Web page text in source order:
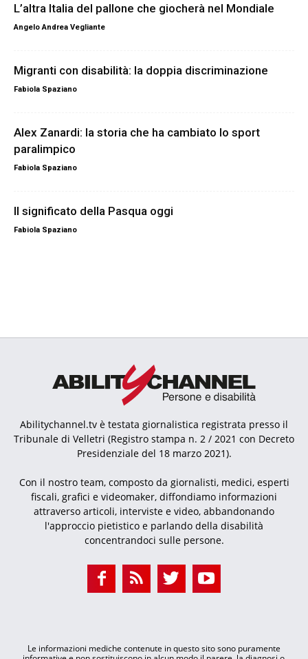
L’altra Italia del pallone che giocherà nel Mondiale
Angelo Andrea Vegliante
Migranti con disabilità: la doppia discriminazione
Fabiola Spaziano
Alex Zanardi: la storia che ha cambiato lo sport
paralimpico
Fabiola Spaziano
Il significato della Pasqua oggi
Fabiola Spaziano
Abilitychannel.tv è testata giornalistica registrata presso il
Tribunale di Velletri (Registro stampa n. 2 / 2021 con Decreto
Presidenziale del 18 marzo 2021).
Con il nostro team, composto da giornalisti, medici, esperti
fiscali, grafici e videomaker, diffondiamo informazioni
attraverso articoli, interviste e video, abbandonando
l'approccio pietistico e parlando della disabilità
concentrandoci sulle persone.
Le informazioni mediche contenute in questo sito sono puramente